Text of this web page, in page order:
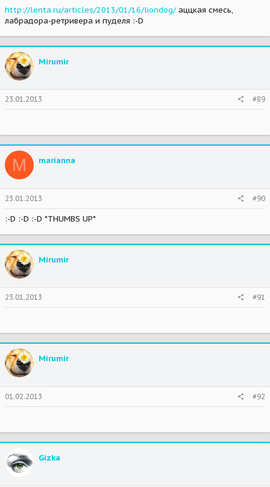
http://lenta.ru/articles/2013/01/16/liondog/аццкая смесь,
лабрадора-ретривера и пуделя :-D
Mirumir
23.01.2013 #89
M marianna
23.01.2013 #90
:-D :-D :-D *THUMBS UP*
Mirumir
23.01.2013 #91
Mirumir
01.02.2013 #92
Gizka